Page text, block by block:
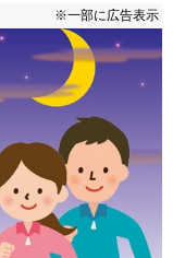
※一部に広告表示